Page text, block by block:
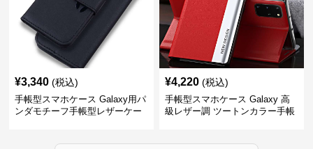
¥3,340 (税込)
手帳型スマホケース Galaxy用パ
ンダモチーフ手帳型レザーケー
¥4,220 (税込)
手帳型スマホケース Galaxy 高
級レザー調 ツートンカラー手帳